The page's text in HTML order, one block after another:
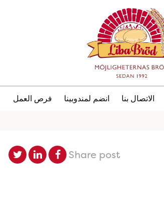
الاتصال بنا انضم لمندوبينا فرص العمل
Share post